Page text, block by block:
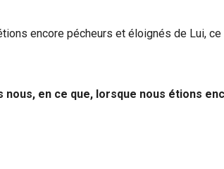
encore pécheurs et éloignés de Lui, ce
nous, en ce que, lorsque nous étions